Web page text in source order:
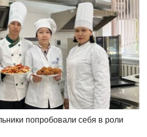
попробовали себя в роли